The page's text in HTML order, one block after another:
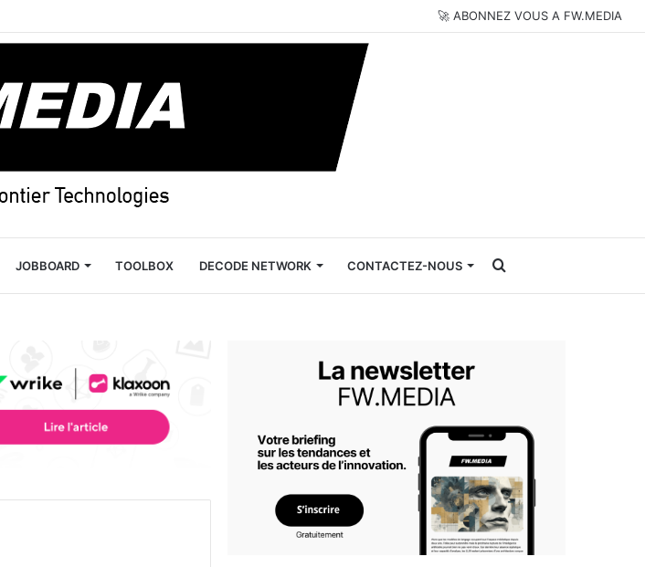
🚀 ABONNEZ VOUS A FW.MEDIA
JOBBOARD TOOLBOX DECODE NETWORK CONTACTEZ-NOUS Rechercher